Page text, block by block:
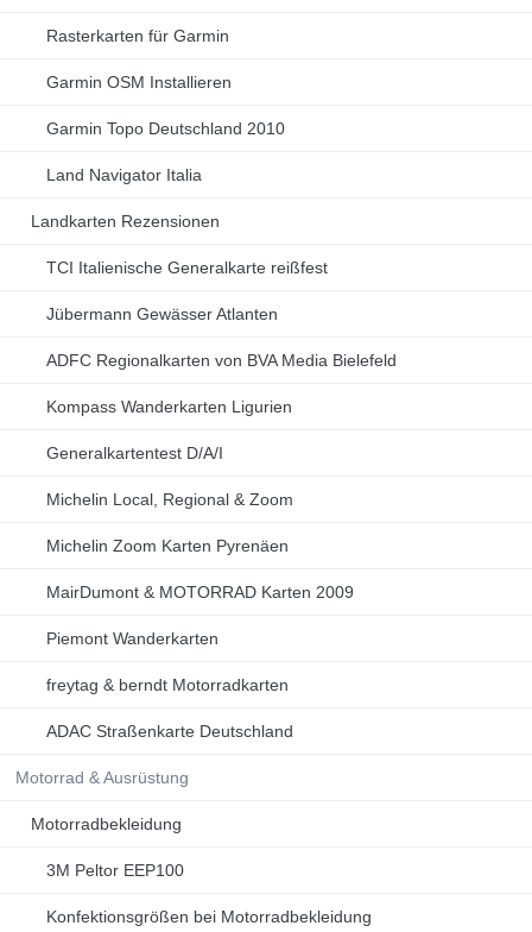
Rasterkarten für Garmin
Garmin OSM Installieren
Garmin Topo Deutschland 2010
Land Navigator Italia
Landkarten Rezensionen
TCI Italienische Generalkarte reißfest
Jübermann Gewässer Atlanten
ADFC Regionalkarten von BVA Media Bielefeld
Kompass Wanderkarten Ligurien
Generalkartentest D/A/I
Michelin Local, Regional & Zoom
Michelin Zoom Karten Pyrenäen
MairDumont & MOTORRAD Karten 2009
Piemont Wanderkarten
freytag & berndt Motorradkarten
ADAC Straßenkarte Deutschland
Motorrad & Ausrüstung
Motorradbekleidung
3M Peltor EEP100
Konfektionsgrößen bei Motorradbekleidung